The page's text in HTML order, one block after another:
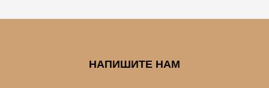
НАПИШИТЕ НАМ